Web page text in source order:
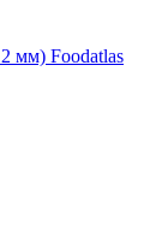
мм) Foodatlas